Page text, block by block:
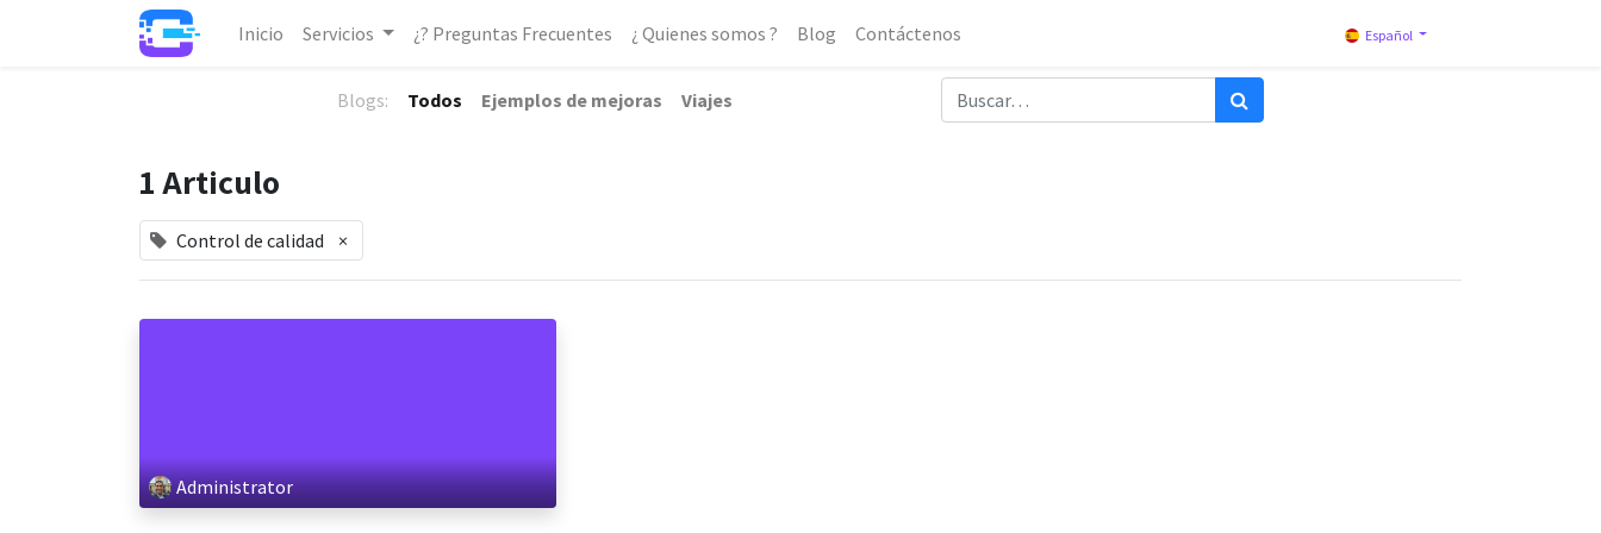
Inicio Servicios ¿? Preguntas Frecuentes ¿ Quienes somos ? Blog Contáctenos Español
Blogs: Todos Ejemplos de mejoras Viajes
1 Articulo
Control de calidad ×
Administrator